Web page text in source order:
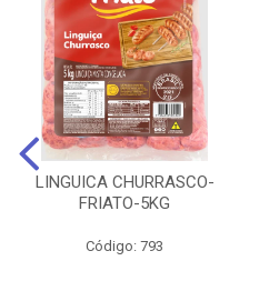
LINGUICA CHURRASCO-
FRIATO-5KG
Código: 793